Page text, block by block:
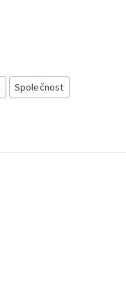
Společnost